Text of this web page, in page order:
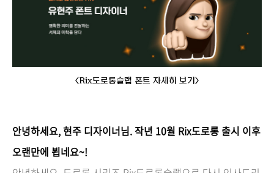
<Rix도로롱슬랩 폰트 자세히 보기>
안녕하세요, 현주 디자이너님. 작년 10월 Rix도로롱 출시 이후
오랜만에 뵙네요~!